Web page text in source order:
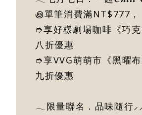
꩜單筆消費滿NT$777，
➮享好樣劇場咖啡《巧克
八折優惠
➮享VVG萌萌市《黑曜
九折優惠
𓂃限量聯名．品味隨行